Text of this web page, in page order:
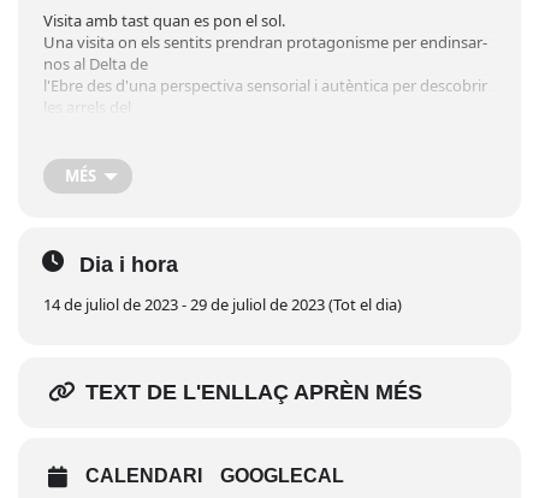
Visita amb tast quan es pon el sol.
Una visita on els sentits prendran protagonisme per endinsar-
nos al Delta de
l'Ebre des d'una perspectiva sensorial i autèntica per descobrir
les arrels del
tot degustant, tocant, sentint, olorant i escoltant.
«Un Delta de Sensacions» inclou la visita a MónNatura Delta i
finalment de
MÉS
Dia i hora
14 de juliol de 2023 - 29 de juliol de 2023 (Tot el dia)
TEXT DE L'ENLLAÇ APRÈN MÉS
CALENDARI GOOGLECAL